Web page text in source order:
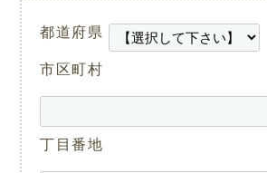
都道府県
市区町村
丁目番地